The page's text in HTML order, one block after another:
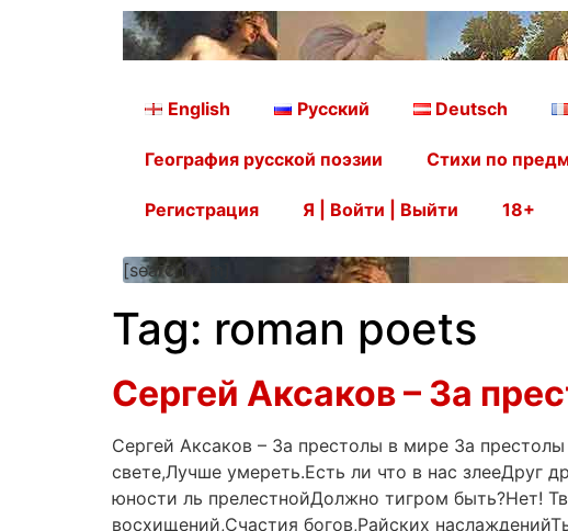
English Русский Deutsch
География русской поэзии Стихи по
Регистрация Я | Войти | Выйти 18+
[searchform]
Tag: roman poets
Сергей Аксаков – За
Сергей Аксаков – За престолы в мире За
свете,Лучше умереть.Есть ли что в нас злееДруг
юности ль прелестнойДолжно тигром быть?Нет!
восхищений,Счастия богов,Райских